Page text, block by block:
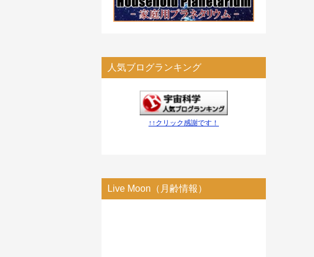
人気ブログランキング
↑↑クリック感謝です！
Live Moon（月齢情報）